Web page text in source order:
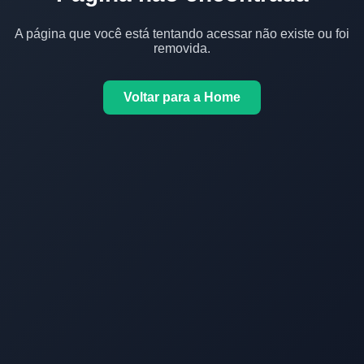
A página que você está tentando acessar não existe ou foi
removida.
Voltar para a Home